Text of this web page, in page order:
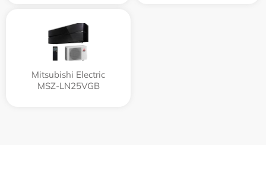
Mitsubishi Electric
MSZ-LN25VGB